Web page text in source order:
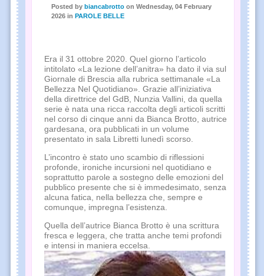
Posted by biancabrotto on Wednesday, 04 February
2026 in PAROLE BELLE
Era il 31 ottobre 2020. Quel giorno l’articolo
intitolato «La lezione dell’anitra» ha dato il via sul
Giornale di Brescia alla rubrica settimanale «La
Bellezza Nel Quotidiano». Grazie all’iniziativa
della direttrice del GdB, Nunzia Vallini, da quella
serie è nata una ricca raccolta degli articoli scritti
nel corso di cinque anni da Bianca Brotto, autrice
gardesana, ora pubblicati in un volume
presentato in sala Libretti lunedì scorso.
L’incontro è stato uno scambio di riflessioni
profonde, ironiche incursioni nel quotidiano e
soprattutto parole a sostegno delle emozioni del
pubblico presente che si è immedesimato, senza
alcuna fatica, nella bellezza che, sempre e
comunque, impregna l’esistenza.
Quella dell’autrice Bianca Brotto è una scrittura
fresca e leggera, che tratta anche temi profondi
e intensi in maniera eccelsa.